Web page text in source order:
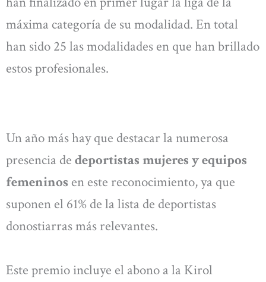
máxima categoría de su modalidad. En total
han sido 25 las modalidades en que han brillado
estos profesionales.
Un año más hay que destacar la numerosa
presencia de deportistas mujeres y equipos
femeninos en este reconocimiento, ya que
suponen el 61% de la lista de deportistas
donostiarras más relevantes.
Este premio incluye el abono a la Kirol